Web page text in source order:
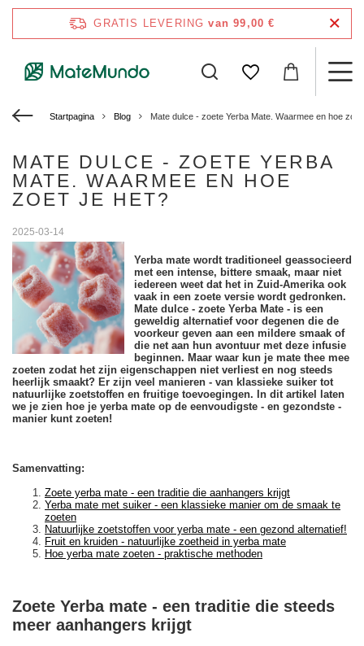
GRATIS LEVERING van 99,00 €
Startpagina Blog Mate dulce - zoete Yerba Mate. Waarmee en hoe zoet
MATE DULCE - ZOETE YERBA
MATE. WAARMEE EN HOE
ZOET JE HET?
2025-03-14
Yerba mate wordt traditioneel geassocieerd
met een intense, bittere smaak, maar niet
iedereen weet dat het in Zuid-Amerika ook
vaak in een zoete versie wordt gedronken.
Mate dulce - zoete Yerba Mate - is een
geweldig alternatief voor degenen die de
voorkeur geven aan een mildere smaak of
die net aan hun avontuur met deze infusie
beginnen. Maar waar kun je mate thee mee
zoeten zodat het zijn eigenschappen niet verliest en nog steeds
heerlijk smaakt? Er zijn veel manieren - van klassieke suiker tot
natuurlijke zoetstoffen en fruitige toevoegingen. In dit artikel laten
we je zien hoe je yerba mate op de eenvoudigste - en gezondste -
manier kunt zoeten!
Samenvatting:
Zoete yerba mate - een traditie die aanhangers krijgt
Yerba mate met suiker - een klassieke manier om de smaak te
zoeten
Natuurlijke zoetstoffen voor yerba mate - een gezond alternatief!
Fruit en kruiden - natuurlijke zoetheid in yerba mate
Hoe yerba mate zoeten - praktische methoden
Zoete Yerba mate - een traditie die steeds
meer aanhangers krijgt